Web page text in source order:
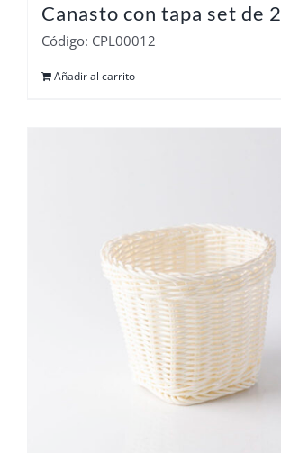
Canasto con tapa set de 2
Código: CPL00012
Añadir al carrito